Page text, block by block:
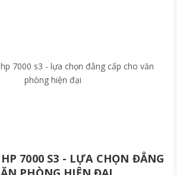
7000 S3 - LỰA CHỌN ĐẲNG